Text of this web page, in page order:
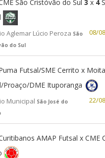
São Cristóvão do Sul 3 x 4
Aglemar Lúcio Peroza São
do Sul
08/
Futsal/SME Cerrito x
Proaço/DME Ituporanga
Municipal São José do
22/
AMAP Futsal x CME